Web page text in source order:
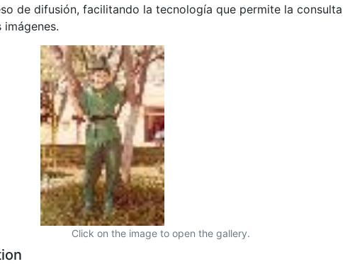
de difusión, facilitando la tecnología que permite la consulta
imágenes.
Click on the image to open the gallery.